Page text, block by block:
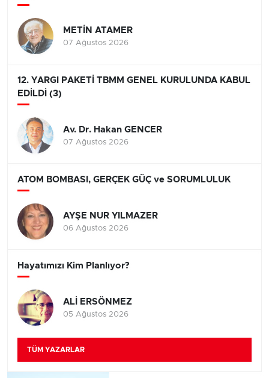
METİN ATAMER
07 Ağustos 2026
12. YARGI PAKETİ TBMM GENEL KURULUNDA KABUL
EDİLDİ (3)
Av. Dr. Hakan GENCER
07 Ağustos 2026
ATOM BOMBASI, GERÇEK GÜÇ ve SORUMLULUK
AYŞE NUR YILMAZER
06 Ağustos 2026
Hayatımızı Kim Planlıyor?
ALİ ERSÖNMEZ
05 Ağustos 2026
TÜM YAZARLAR